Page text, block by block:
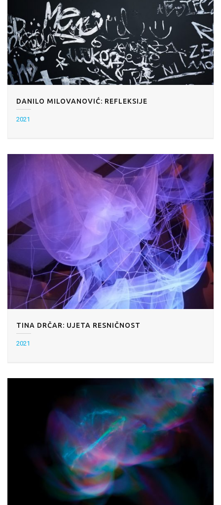
DANILO MILOVANOVIĆ: REFLEKSIJE
2021
TINA DRČAR: UJETA RESNIČNOST
2021